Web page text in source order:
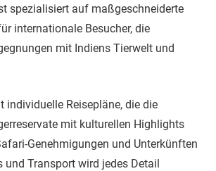
spezialisiert auf maßgeschneiderte
internationale Besucher, die
mit Indiens Tierwelt und
individuelle Reisepläne, die die
mit kulturellen Highlights
Genehmigungen und Unterkünften
und Transport wird jedes Detail